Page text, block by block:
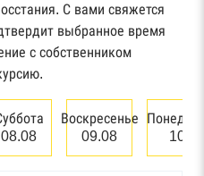
дел Высшего
сведений о
лиц
С вами свяжется
выбранное время
с собственником
08.08
Воскресенье
09.08
10.08